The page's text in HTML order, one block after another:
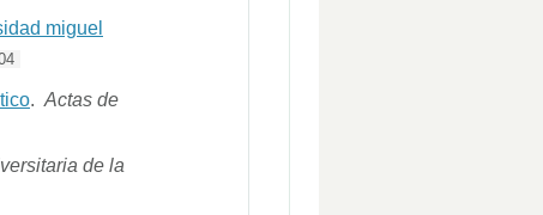
miguel
. Actas de
de la